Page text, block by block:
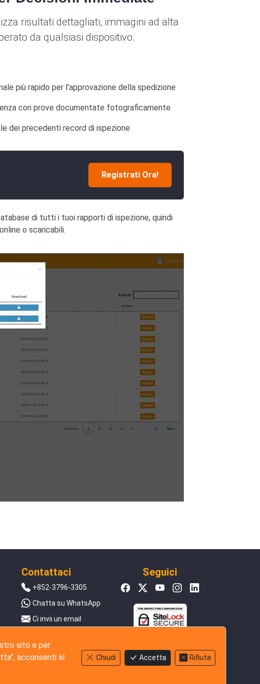
risultati dettagliati, immagini ad alta
da qualsiasi dispositivo.
più rapido per l'approvazione della spedizione
con prove documentate fotograficamente
dei precedenti record di ispezione
Registrati Ora!
di tutti i tuoi rapporti di ispezione, quindi
o scaricabili.
Contattaci
+852-3796-3305
Chatta su WhatsApp
Ci invii un email
Servizio
Seguici
sito e per
acconsenti al
Chiudi Accetta Rifiuta